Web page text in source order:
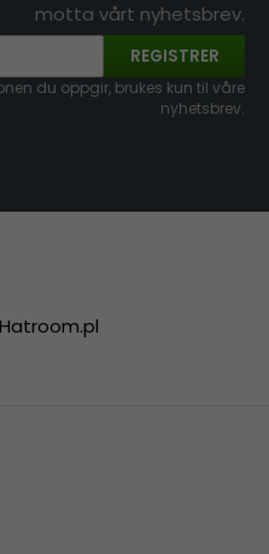
motta vårt nyhetsbrev.
REGISTRER
du oppgir, brukes kun til våre
nyhetsbrev.
Hatroom.pl